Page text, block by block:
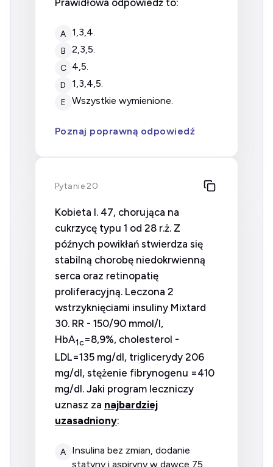
Prawidłowa odpowiedź to:
A 1,3,4.
B 2,3,5.
C 4,5.
D 1,3,4,5.
E wszystkie wymienione.
Poznaj poprawną odpowiedź
Pytanie 20
Kobieta l. 47, chorująca na
cukrzycę typu 1 od 28 r.ż. Z
późnych powikłań stwierdza się
stabilną chorobę niedokrwienną
serca oraz retinopatię
proliferacyjną. Leczona 2
wstrzyknięciami insuliny Mixtard
30. RR - 150/90 mmol/l,
HbA1c=8,9%, cholesterol -
LDL=135 mg/dl, triglicerydy 206
mg/dl, stężenie fibrynogenu =410
mg/dl. Jaki program leczniczy
uznasz za najbardziej
uzasadniony:
A
insulina bez zmian, dodanie
statyny i aspiryny w dawce 75